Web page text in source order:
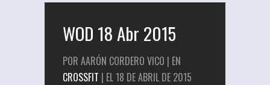
WOD 18 Abr 2015
POR AARÓN CORDERO VICO | EN
CROSSFIT | EL 18 DE ABRIL DE 2015